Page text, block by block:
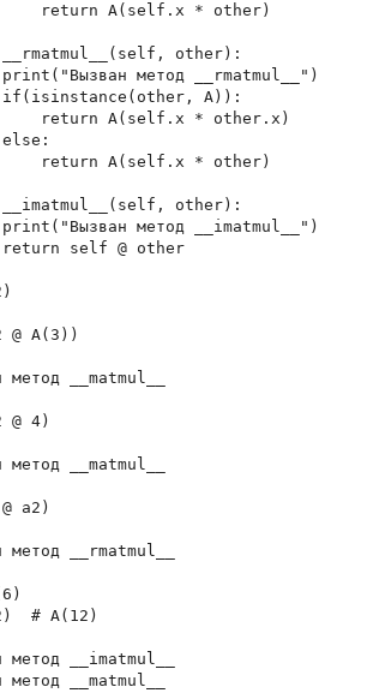
return A(self.x * other)
other):
метод __rmatmul__")
A)):
return A(self.x * other.x)
return A(self.x * other)
other):
метод __imatmul__")
self @ other
A(3))
метод __matmul__
4)
метод __matmul__
a2)
метод __rmatmul__
# A(12)
метод __imatmul__
метод __matmul__